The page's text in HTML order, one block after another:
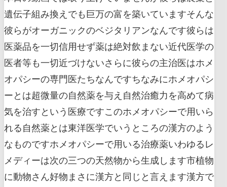
遺伝子組み換えでも巨万の富を築いていますそんな
彼らがオーガニックのベジタリアンなんです彼らは
医薬品を一切信用せず薬は絶対飲まない近代医学の
医者等も一切近づけないさらに彼らの主治医はホメ
オパシーの専門医たちなんですちなみにホメオパシ
ーとは超微量の自然薬を与え自然治癒力を高めて病
気を治すという医療ですこのホメオパシーで用いら
れる自然薬とは東洋医学でいうところの漢方のよう
なものですホメオパシーで用いる治療薬いわゆるレ
メディーは次の三つの天然物から生成します市植物
に動物さん好物まさに漢方と同じと言えます漢方で